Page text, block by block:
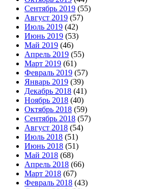
Сентябрь 2019 (55)
Август 2019 (57)
Июль 2019 (42)
Июнь 2019 (53)
Май 2019 (46)
Апрель 2019 (55)
Март 2019 (61)
Февраль 2019 (57)
Январь 2019 (39)
Декабрь 2018 (41)
Ноябрь 2018 (40)
Октябрь 2018 (59)
Сентябрь 2018 (57)
Август 2018 (54)
Июль 2018 (51)
Июнь 2018 (51)
Май 2018 (68)
Апрель 2018 (66)
Март 2018 (67)
Февраль 2018 (43)